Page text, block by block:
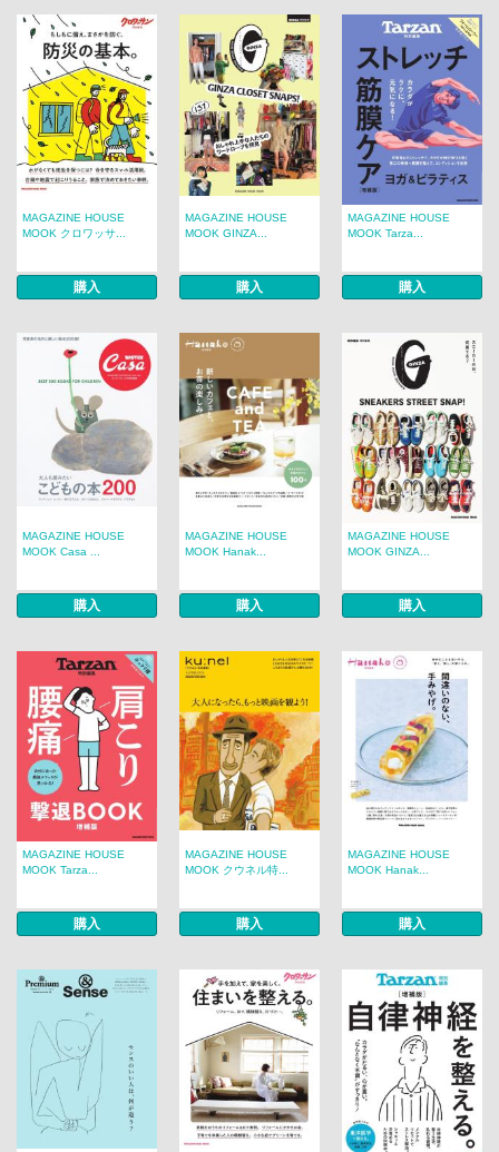
MAGAZINE HOUSE
MOOK クロワッサ...
購入
MAGAZINE HOUSE
MOOK GINZA...
購入
MAGAZINE HOUSE
MOOK Tarza...
購入
MAGAZINE HOUSE
MOOK Casa ...
購入
MAGAZINE HOUSE
MOOK Hanak...
購入
MAGAZINE HOUSE
MOOK GINZA...
購入
MAGAZINE HOUSE
MOOK Tarza...
購入
MAGAZINE HOUSE
MOOK クウネル特...
購入
MAGAZINE HOUSE
MOOK Hanak...
購入